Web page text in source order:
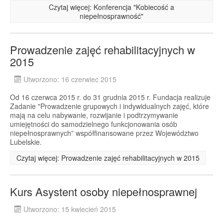
Czytaj więcej: Konferencja "Kobiecość a
niepełnosprawność"
Prowadzenie zajęć rehabilitacyjnych w
2015
Utworzono: 16 czerwiec 2015
Od 16 czerwca 2015 r. do 31 grudnia 2015 r. Fundacja realizuje
Zadanie "Prowadzenie grupowych i indywidualnych zajęć, które
mają na celu nabywanie, rozwijanie i podtrzymywanie
umiejętności do samodzielnego funkcjonowania osób
niepełnosprawnych” współfinansowane przez Województwo
Lubelskie.
Czytaj więcej: Prowadzenie zajęć rehabilitacyjnych w 2015
Kurs Asystent osoby niepełnosprawnej
Utworzono: 15 kwiecień 2015